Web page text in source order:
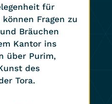
für
Fragen zu
Bräuchen
Kantor ins
über Purim,
des
Tora.